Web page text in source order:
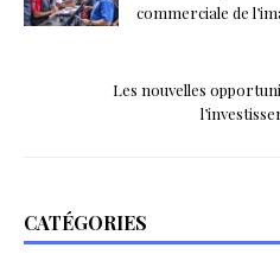
commerciale de
Les nouvelles
CATÉGORIES